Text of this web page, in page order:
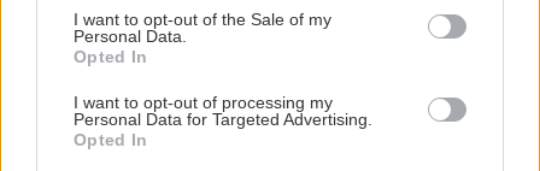
consent section.
I want to opt-out of the Sale of my
Personal Data.
Opted In
I want to opt-out of processing my
Personal Data for Targeted Advertising.
Opted In
Διαβάστε επίσης